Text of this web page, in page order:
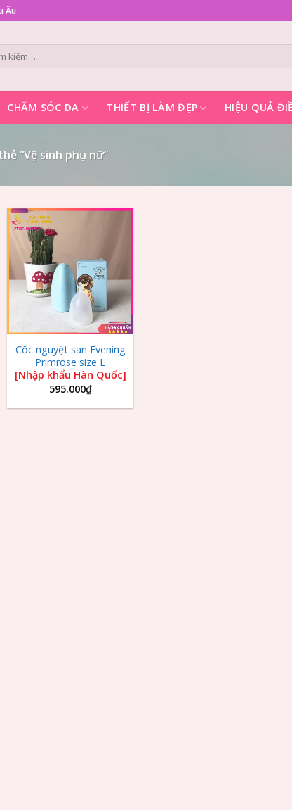
Âu
CHĂM SÓC DA THIẾT BỊ LÀM ĐẸP HIỆU QUẢ
“Vệ sinh phụ nữ”
Wishlist
Cốc nguyệt san Evening
Primrose size L
[Nhập khẩu Hàn Quốc]
595.000₫